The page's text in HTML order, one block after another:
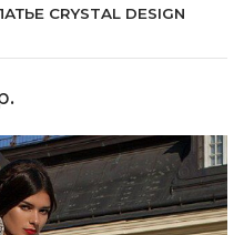
CRYSTAL DESIGN